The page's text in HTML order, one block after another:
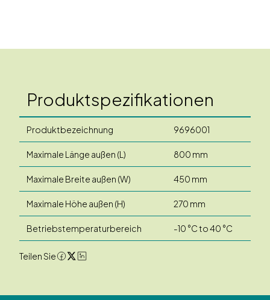
Produktspezifikationen
Produktbezeichnung 9696001
Maximale Länge außen (L) 800 mm
Maximale Breite außen (W) 450 mm
Maximale Höhe außen (H) 270 mm
Betriebstemperaturbereich -10 °C to 40 °C
Teilen Sie